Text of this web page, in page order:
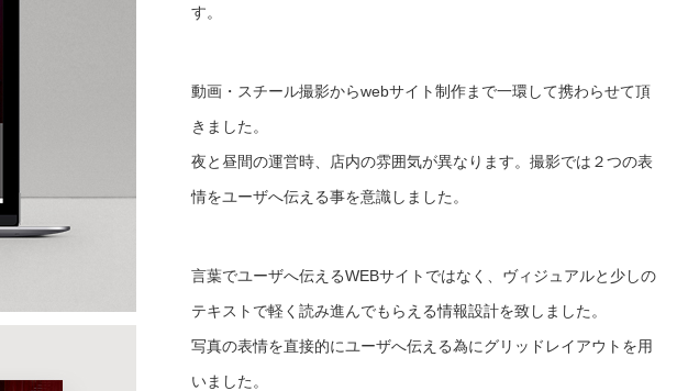
す。
動画・スチール撮影からwebサイト制作まで一環して携わらせて頂
きました。
夜と昼間の運営時、店内の雰囲気が異なります。撮影では２つの表
情をユーザへ伝える事を意識しました。
言葉でユーザへ伝えるWEBサイトではなく、ヴィジュアルと少しの
テキストで軽く読み進んでもらえる情報設計を致しました。
写真の表情を直接的にユーザへ伝える為にグリッドレイアウトを用
いました。